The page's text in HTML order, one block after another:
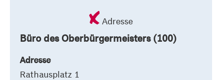
Adresse
Büro des Oberbürgermeisters (100)
Adresse
Rathausplatz 1